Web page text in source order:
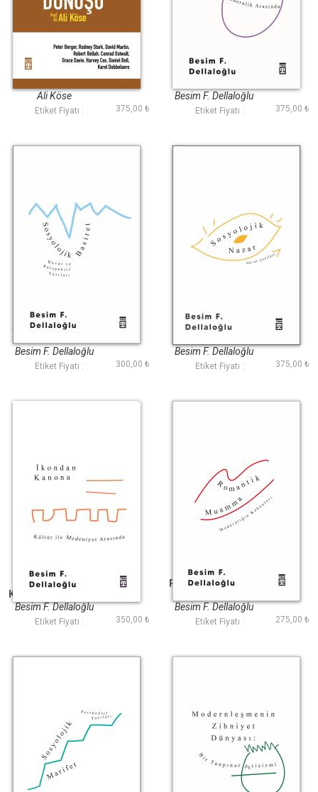
Kutsalın Dönüşü
Ali Köse
Etiket Fiyatı : 375,00 ₺
Zamanın İçinden
Besim F. Dellaloğlu
Etiket Fiyatı : 375,00 ₺
Sosyolojik Basiret
Besim F. Dellaloğlu
Etiket Fiyatı : 300,00 ₺
Sosyolojik Nazar
Besim F. Dellaloğlu
Etiket Fiyatı : 375,00 ₺
İkondan Kanona:
Kültür İle Medeniyet
Arasında
Besim F. Dellaloğlu
Etiket Fiyatı : 350,00 ₺
Romantik Muamma
Besim F. Dellaloğlu
Etiket Fiyatı : 275,00 ₺